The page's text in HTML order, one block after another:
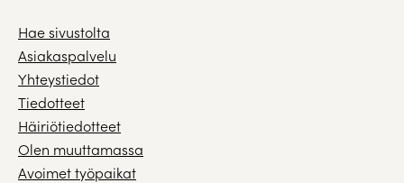
Hae sivustolta
Asiakaspalvelu
Yhteystiedot
Tiedotteet
Häiriötiedotteet
Olen muuttamassa
Avoimet työpaikat